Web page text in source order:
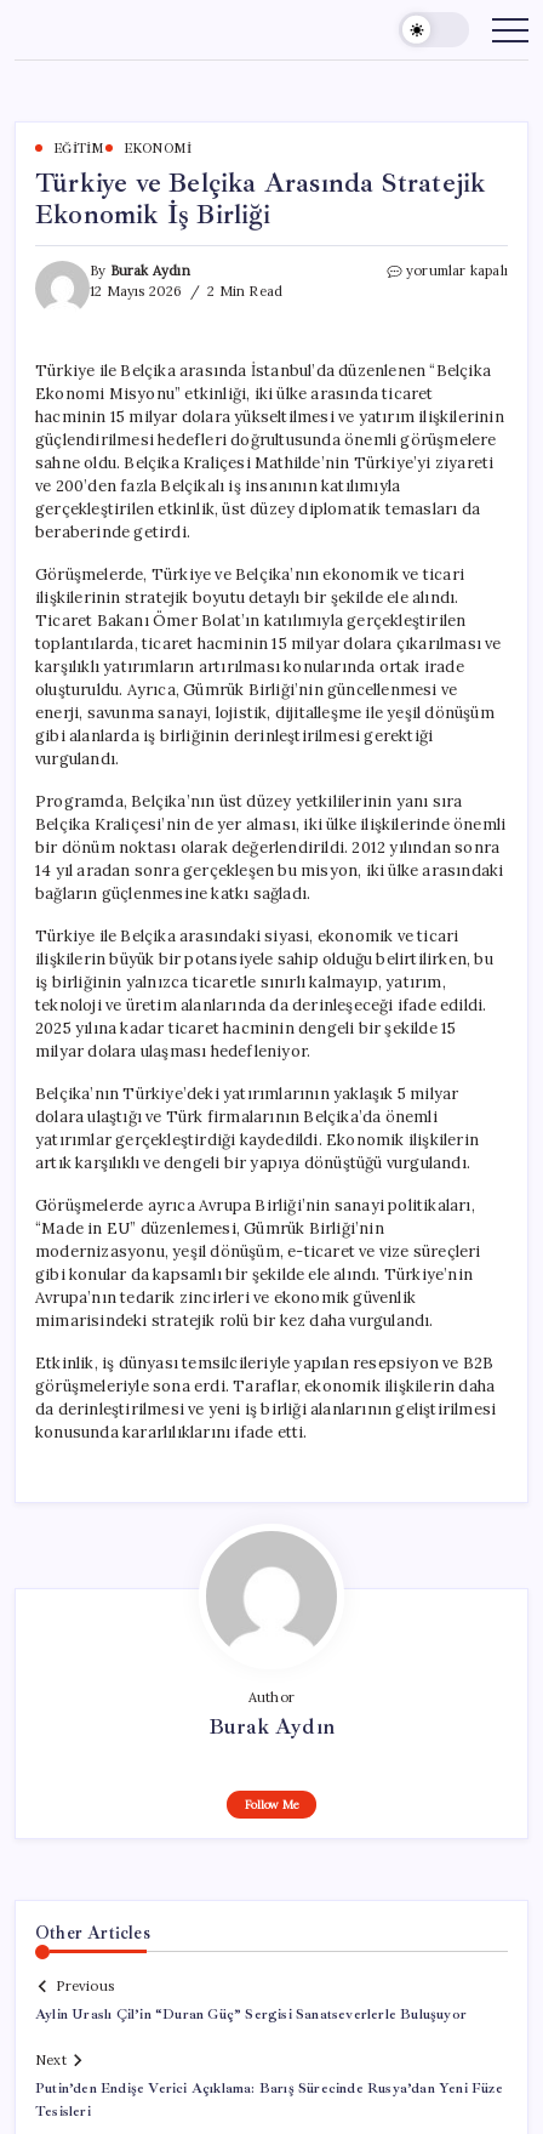
content
EĞITIM EKONOMI
Türkiye ve Belçika Arasında Stratejik
Ekonomik İş Birliği
By Burak Aydın
12 Mayıs 2026
2 Min Read
Türkiye
Ekonomik
İş
Birliği
için
yorumlar kapalı
Türkiye ile Belçika arasında İstanbul’da düzenlenen “Belçika
Ekonomi Misyonu” etkinliği, iki ülke arasında ticaret
hacminin 15 milyar dolara yükseltilmesi ve yatırım ilişkilerinin
güçlendirilmesi hedefleri doğrultusunda önemli görüşmelere
sahne oldu. Belçika Kraliçesi Mathilde’nin Türkiye’yi ziyareti
ve 200’den fazla Belçikalı iş insanının katılımıyla
gerçekleştirilen etkinlik, üst düzey diplomatik temasları da
beraberinde getirdi.
Görüşmelerde, Türkiye ve Belçika’nın ekonomik ve ticari
ilişkilerinin stratejik boyutu detaylı bir şekilde ele alındı.
Ticaret Bakanı Ömer Bolat’ın katılımıyla gerçekleştirilen
toplantılarda, ticaret hacminin 15 milyar dolara çıkarılması ve
karşılıklı yatırımların artırılması konularında ortak irade
oluşturuldu. Ayrıca, Gümrük Birliği’nin güncellenmesi ve
enerji, savunma sanayi, lojistik, dijitalleşme ile yeşil dönüşüm
gibi alanlarda iş birliğinin derinleştirilmesi gerektiği
vurgulandı.
Programda, Belçika’nın üst düzey yetkililerinin yanı sıra
Belçika Kraliçesi’nin de yer alması, iki ülke ilişkilerinde önemli
bir dönüm noktası olarak değerlendirildi. 2012 yılından sonra
14 yıl aradan sonra gerçekleşen bu misyon, iki ülke arasındaki
bağların güçlenmesine katkı sağladı.
Türkiye ile Belçika arasındaki siyasi, ekonomik ve ticari
ilişkilerin büyük bir potansiyele sahip olduğu belirtilirken, bu
iş birliğinin yalnızca ticaretle sınırlı kalmayıp, yatırım,
teknoloji ve üretim alanlarında da derinleşeceği ifade edildi.
2025 yılına kadar ticaret hacminin dengeli bir şekilde 15
milyar dolara ulaşması hedefleniyor.
Belçika’nın Türkiye’deki yatırımlarının yaklaşık 5 milyar
dolara ulaştığı ve Türk firmalarının Belçika’da önemli
yatırımlar gerçekleştirdiği kaydedildi. Ekonomik ilişkilerin
artık karşılıklı ve dengeli bir yapıya dönüştüğü vurgulandı.
Görüşmelerde ayrıca Avrupa Birliği’nin sanayi politikaları,
“Made in EU” düzenlemesi, Gümrük Birliği’nin
modernizasyonu, yeşil dönüşüm, e-ticaret ve vize süreçleri
gibi konular da kapsamlı bir şekilde ele alındı. Türkiye’nin
Avrupa’nın tedarik zincirleri ve ekonomik güvenlik
mimarisindeki stratejik rolü bir kez daha vurgulandı.
Etkinlik, iş dünyası temsilcileriyle yapılan resepsiyon ve B2B
görüşmeleriyle sona erdi. Taraflar, ekonomik ilişkilerin daha
da derinleştirilmesi ve yeni iş birliği alanlarının geliştirilmesi
konusunda kararlılıklarını ifade etti.
Author
Burak Aydın
Follow Me
Other Articles
Previous
Aylin Uraslı Çil’in “Duran Güç” Sergisi Sanatseverlerle Buluşuyor
Next
Putin’den Endişe Verici Açıklama: Barış Sürecinde Rusya’dan Yeni Füze
Tesisleri